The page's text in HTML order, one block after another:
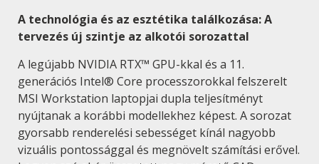
A technológia és az esztétika találkozása: A
tervezés új szintje az alkotói sorozattal
A legújabb NVIDIA RTX™ GPU-kkal és a 11.
generációs Intel® Core processzorokkal felszerelt
MSI Workstation laptopjai dupla teljesítményt
nyújtanak a korábbi modellekhez képest. A sorozat
gyorsabb renderelési sebességet kínál nagyobb
vizuális pontossággal és megnövelt számítási erővel.